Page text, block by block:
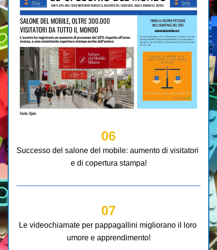
06
Successo del salone del mobile: aumento di visitatori
e di copertura stampa!
07
Le videochiamate per pappagallini migliorano il loro
umore e apprendimento!